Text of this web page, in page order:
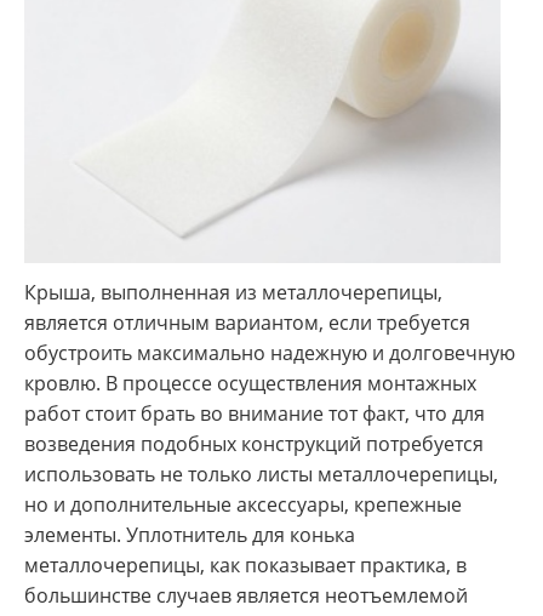
Крыша, выполненная из металлочерепицы,
является отличным вариантом, если требуется
обустроить максимально надежную и долговечную
кровлю. В процессе осуществления монтажных
работ стоит брать во внимание тот факт, что для
возведения подобных конструкций потребуется
использовать не только листы металлочерепицы,
но и дополнительные аксессуары, крепежные
элементы. Уплотнитель для конька
металлочерепицы, как показывает практика, в
большинстве случаев является неотъемлемой